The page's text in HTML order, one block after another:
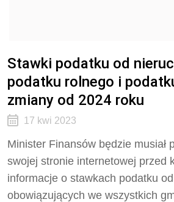
Stawki podatku od
podatku rolnego i
zmiany od 2024 roku
17 kwi 2023
Minister Finansów będzie musiał
swojej stronie internetowej przed
informacje o stawkach podatku
obowiązujących we wszystkich